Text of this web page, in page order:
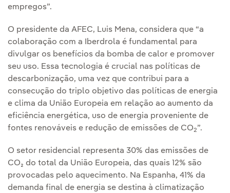
empregos”.
O presidente da AFEC, Luis Mena, considera que “a
colaboração com a Iberdrola é fundamental para
divulgar os benefícios da bomba de calor e promover
seu uso. Essa tecnologia é crucial nas políticas de
descarbonização, uma vez que contribui para a
consecução do triplo objetivo das políticas de energia
e clima da União Europeia em relação ao aumento da
eficiência energética, uso de energia proveniente de
fontes renováveis e redução de emissões de CO2”.
O setor residencial representa 30% das emissões de
CO₂ do total da União Europeia, das quais 12% são
provocadas pelo aquecimento. Na Espanha, 41% da
demanda final de energia se destina à climatização